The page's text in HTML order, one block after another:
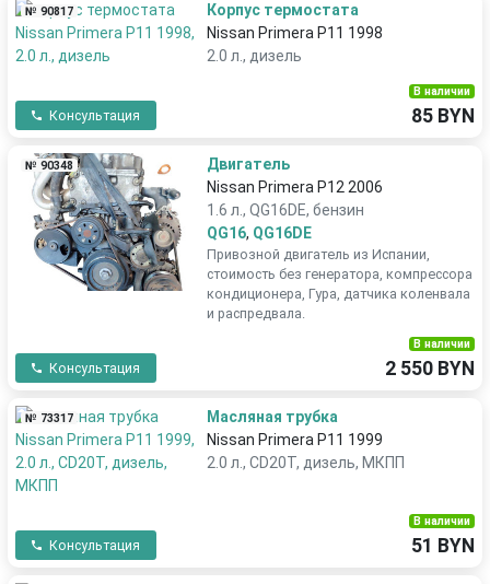
№ 90817
Корпус термостата
Nissan Primera P11 1998
2.0 л., дизель
Консультация
В наличии
85 BYN
№ 90348
Двигатель
Nissan Primera P12 2006
1.6 л., QG16DE, бензин
QG16, QG16DE
Привозной двигатель из Испании,
стоимость без генератора, компрессора
кондиционера, Гура, датчика коленвала
и распредвала.
Консультация
В наличии
2 550 BYN
№ 73317
Масляная трубка
Nissan Primera P11 1999
2.0 л., CD20T, дизель, МКПП
Консультация
В наличии
51 BYN